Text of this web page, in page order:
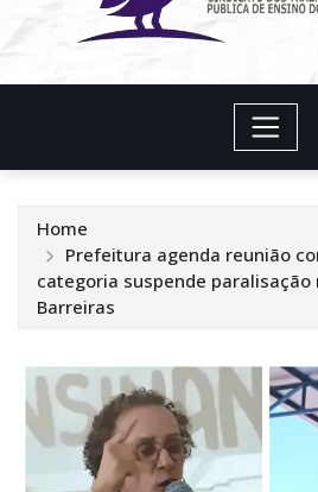
Home
Prefeitura agenda reunião
categoria suspende paralisação
Barreiras